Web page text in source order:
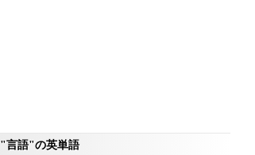
"言語"の英単語